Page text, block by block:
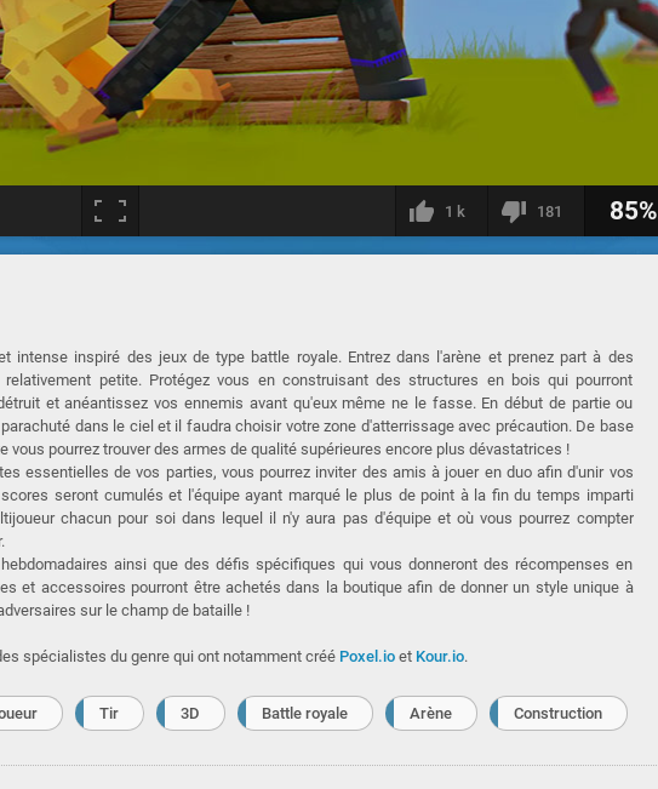
1 k 181 85%
intense inspiré des jeux de type battle royale. Entrez dans l'arène et prenez part à des
petite. Protégez vous en construisant des structures en bois qui pourront
et anéantissez vos ennemis avant qu'eux même ne le fasse. En début de partie ou
dans le ciel et il faudra choisir votre zone d'atterrissage avec précaution. De base
pourrez trouver des armes de qualité supérieures encore plus dévastatrices !
essentielles de vos parties, vous pourrez inviter des amis à jouer en duo afin d'unir vos
seront cumulés et l'équipe ayant marqué le plus de point à la fin du temps imparti
chacun pour soi dans lequel il n'y aura pas d'équipe et où vous pourrez compter
ainsi que des défis spécifiques qui vous donneront des récompenses en
et accessoires pourront être achetés dans la boutique afin de donner un style unique à
sur le champ de bataille !
spécialistes du genre qui ont notamment créé Poxel.ioet Kour.io.
Tir 3D Battle royale Arène Construction